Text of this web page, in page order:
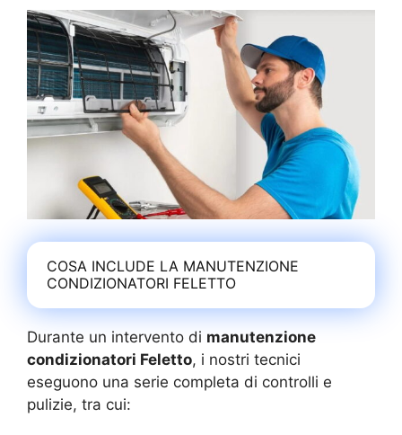
COSA INCLUDE LA MANUTENZIONE
CONDIZIONATORI FELETTO
Durante un intervento di manutenzione
condizionatori Feletto, i nostri tecnici
eseguono una serie completa di controlli e
pulizie, tra cui: